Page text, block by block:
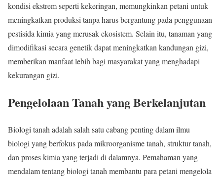
kondisi ekstrem seperti kekeringan, memungkinkan petani untuk
meningkatkan produksi tanpa harus bergantung pada penggunaan
pestisida kimia yang merusak ekosistem. Selain itu, tanaman yang
dimodifikasi secara genetik dapat meningkatkan kandungan gizi,
memberikan manfaat lebih bagi masyarakat yang menghadapi
kekurangan gizi.
Pengelolaan Tanah yang Berkelanjutan
Biologi tanah adalah salah satu cabang penting dalam ilmu
biologi yang berfokus pada mikroorganisme tanah, struktur tanah,
dan proses kimia yang terjadi di dalamnya. Pemahaman yang
mendalam tentang biologi tanah membantu para petani mengelola